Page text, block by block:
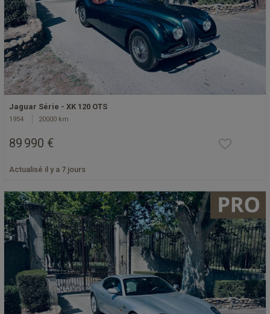
Jaguar Série - XK 120 OTS
1954 20000 km
89 990 €
Actualisé il y a 7 jours